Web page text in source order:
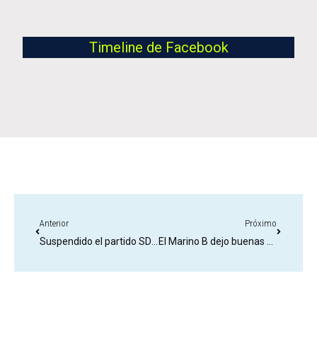
Timeline de Facebook
Anterior
Suspendido el partido SD Tenisca & CD Marino
Próximo
El Marino B dejo buenas sensaciones en su debut